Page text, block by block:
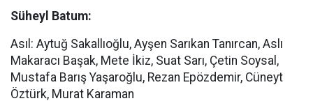
Süheyl Batum:
Asıl: Aytuğ Sakallıoğlu, Ayşen Sarıkan Tanırcan, Aslı
Makaracı Başak, Mete İkiz, Suat Sarı, Çetin Soysal,
Mustafa Barış Yaşaroğlu, Rezan Epözdemir, Cüneyt
Öztürk, Murat Karaman